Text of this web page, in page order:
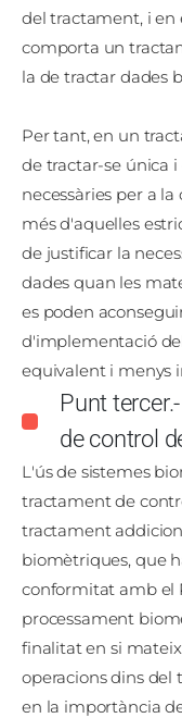
del tractament, i en
comporta un
la de tractar dades
Per tant, en un
de tractar-se única
necessàries per a
més d'aquelles
de justificar la
dades quan les
es poden
d'implementació
equivalent i menys
Punt
de control
L'ús de sistemes
tractament de
tractament
biomètriques, que
conformitat amb el
processament
finalitat en si
operacions dins del
en la importància